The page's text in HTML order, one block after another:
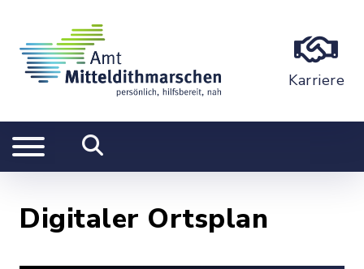
Karriere
Digitaler Ortsplan